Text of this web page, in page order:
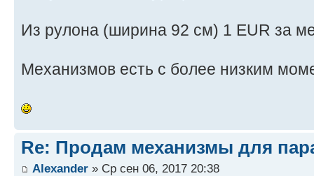
Из рулона (ширина 92 см) 1 EUR за
Механизмов есть с более низким
Re: Продам механизмы для
Alexander » Ср сен 06, 2017 20:38